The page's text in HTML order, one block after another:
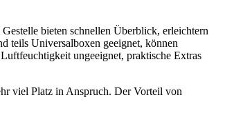
bieten schnellen Überblick, erleichtern
teils Universalboxen geeignet, können
ungeeignet, praktische Extras
viel Platz in Anspruch. Der Vorteil von